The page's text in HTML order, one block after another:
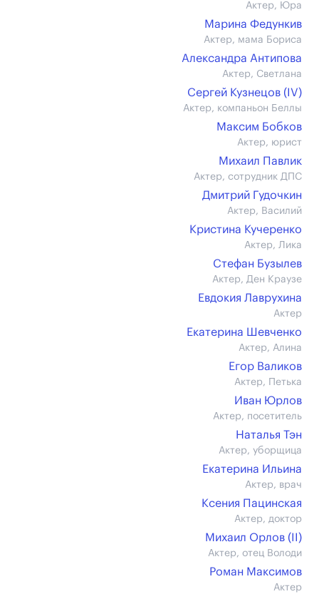
Актер, Юра
Марина Федункив
Актер, мама Бориса
Александра Антипова
Актер, Светлана
Сергей Кузнецов (IV)
Актер, компаньон Беллы
Максим Бобков
Актер, юрист
Михаил Павлик
Актер, сотрудник ДПС
Дмитрий Гудочкин
Актер, Василий
Кристина Кучеренко
Актер, Лика
Стефан Бузылев
Актер, Ден Краузе
Евдокия Лаврухина
Актер
Екатерина Шевченко
Актер, Алина
Егор Валиков
Актер, Петька
Иван Юрлов
Актер, посетитель
Наталья Тэн
Актер, уборщица
Екатерина Ильина
Актер, врач
Ксения Пацинская
Актер, доктор
Михаил Орлов (II)
Актер, отец Володи
Роман Максимов
Актер